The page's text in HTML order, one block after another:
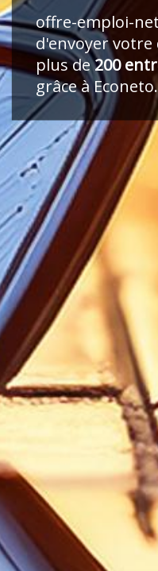
offre-emploi-
d'envoyer votre
plus de200
grâce à Econeto.